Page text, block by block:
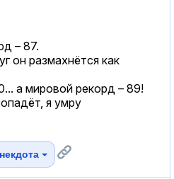
– 87.
он размахнётся как
а мировой рекорд – 89!
я умру